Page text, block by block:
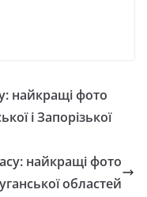
найкращі фото
і Запорізької
найкращі фото
областей